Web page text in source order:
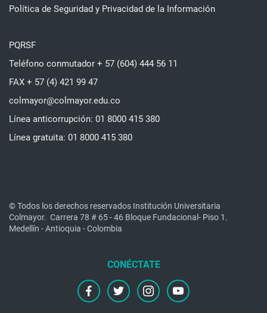
Política de Seguridad y Privacidad de la Información
PQRSF
Teléfono conmutador + 57 (604) 444 56 11
FAX + 57 (4) 421 99 47
colmayor@colmayor.edu.co
Línea anticorrupción: 01 8000 415 380
Línea gratuita: 01 8000 415 380
© Todos los derechos reservados Institución Universitaria
Colmayor. Carrera 78 # 65 - 46 Bloque Fundacional- Piso 1.
Medellín - Antioquia - Colombia